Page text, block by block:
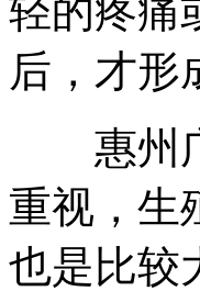
轻的疼痛
后，才形
惠州广
重视，生
也是比较